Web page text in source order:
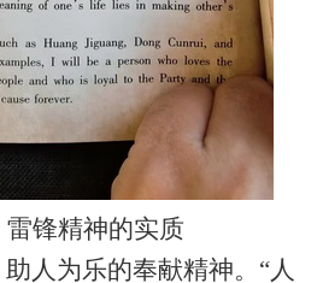
雷锋精神的实质
人为乐的奉献精神。 “人